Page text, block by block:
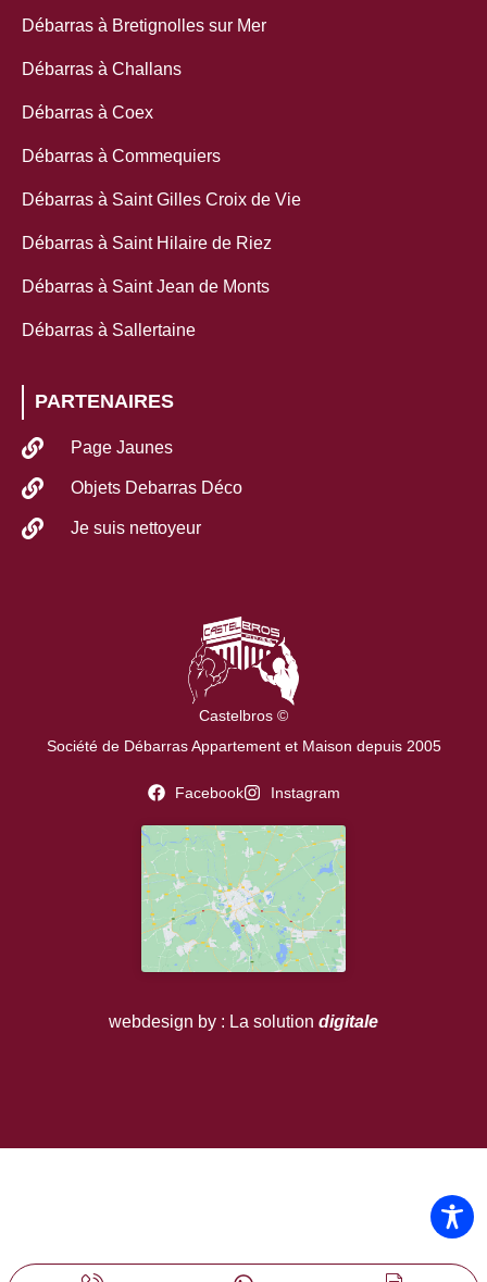
Débarras à Bretignolles sur Mer
Débarras à Challans
Débarras à Coex
Débarras à Commequiers
Débarras à Saint Gilles Croix de Vie
Débarras à Saint Hilaire de Riez
Débarras à Saint Jean de Monts
Débarras à Sallertaine
PARTENAIRES
Page Jaunes
Objets Debarras Déco
Je suis nettoyeur
Castelbros ©
Société de Débarras Appartement et Maison depuis 2005
Facebook Instagram
webdesign by : La solution digitale